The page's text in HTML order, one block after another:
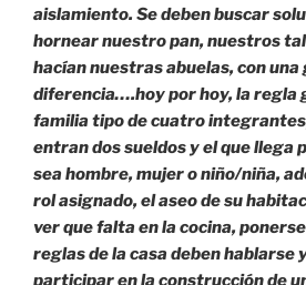
aislamiento. Se deben buscar
hornear nuestro pan, nuestros
hacían nuestras abuelas, con una
diferencia….hoy por hoy, la regla
familia tipo de cuatro
entran dos sueldos y el que llega
sea hombre, mujer o niño/niña,
rol asignado, el aseo de su
ver que falta en la cocina,
reglas de la casa deben hablarse
participar en la construcción de